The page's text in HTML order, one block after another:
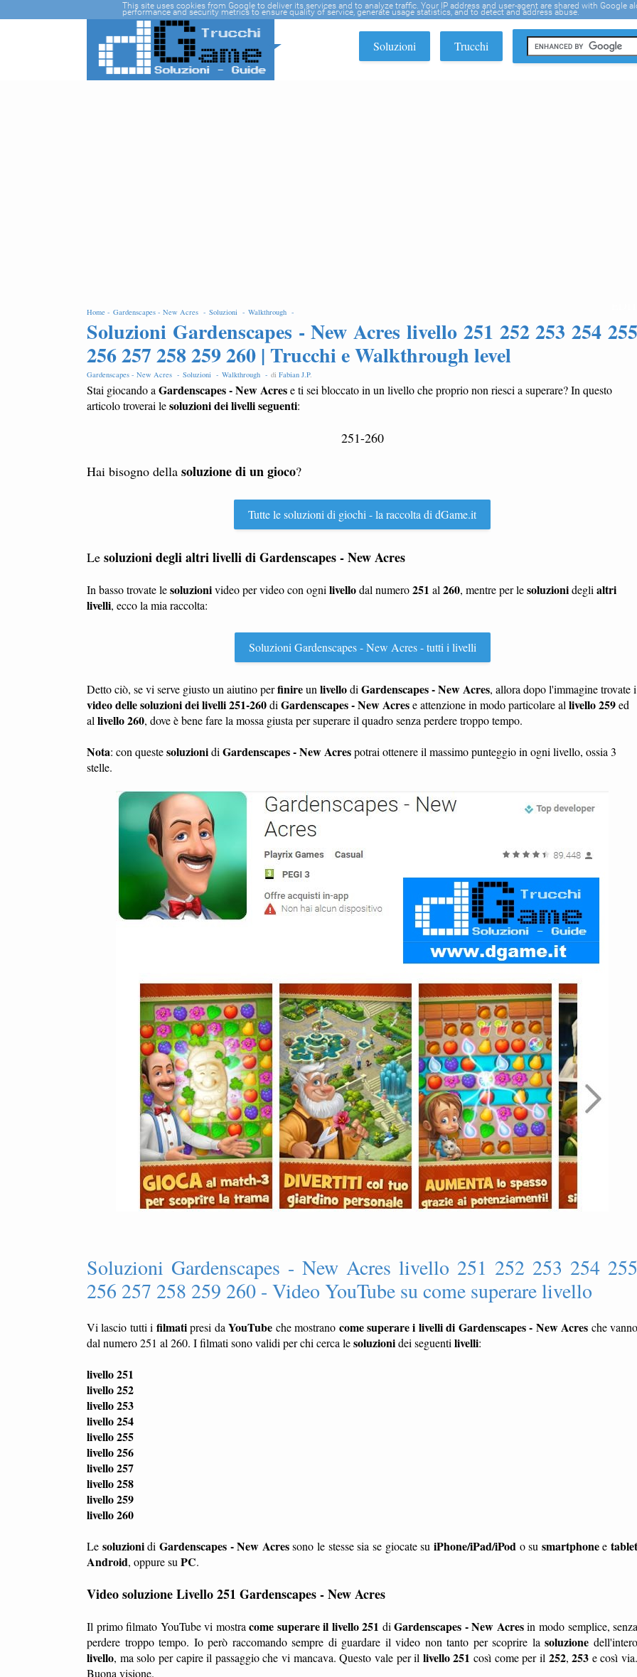
Soluzioni Trucchi
Home - Gardenscapes - New Acres - Soluzioni - Walkthrough -
Soluzioni Gardenscapes - New Acres livello 251 252 253 254 255
256 257 258 259 260 | Trucchi e Walkthrough level
Gardenscapes - New Acres - Soluzioni - Walkthrough - di Fabian J.P.
Stai giocando a Gardenscapes - New Acrese ti sei bloccato in un livello che proprio non riesci a superare? In questo
articolo troverai lesoluzioni dei livelli seguenti:
251-260
Hai bisogno della soluzione di un gioco?
Tutte le soluzioni di giochi - la raccolta di dGame.it
Le soluzioni degli altri livelli di Gardenscapes - New Acres
In basso trovate lesoluzionivideo per video con ogni livellodal numero251 al 260, mentre per lesoluzionidegli altri
livelli, ecco la mia raccolta:
Soluzioni Gardenscapes - New Acres - tutti i livelli
Detto ciò, se vi serve giusto un aiutino perfinireun livellodi Gardenscapes - New Acres, allora dopo l'immagine trovate i
video delle soluzioni dei livelli 251-260di Gardenscapes - New Acrese attenzione in modo particolare al livello 259ed
al livello 260, dove è bene fare la mossa giusta per superare il quadro senza perdere troppo tempo.
Nota: con questesoluzionidi Gardenscapes - New Acrespotrai ottenere il massimo punteggio in ogni livello, ossia 3
stelle.
Soluzioni Gardenscapes - New Acres livello 251 252 253 254 255
256 257 258 259 260 - Video YouTube su come superare livello
Vi lascio tutti i filmatipresi daYouTube che mostrano come superare i livelli di Gardenscapes - New Acres che
dal numero 251 al 260. I filmati sono validi per chi cerca lesoluzionidei seguenti livelli:
livello 251
livello 252
livello 253
livello 254
livello 255
livello 256
livello 257
livello 258
livello 259
livello 260
Le soluzionidi Gardenscapes - New Acressono le stesse sia se giocate su iPhone/iPad/iPod o su smartphonee
Android, oppure su PC.
Video soluzione Livello 251 Gardenscapes - New Acres
Il primo filmato YouTube vi mostracome superare il livello 251 diGardenscapes - New Acresin modo semplice,
perdere troppo tempo. Io però raccomando sempre di guardare il video non tanto per scoprire lasoluzione
livello, ma solo per capire il passaggio che vi mancava. Questo vale per il livello 251 così come per il 252,253 e così via.
Buona visione.
This site uses cookies from Google to deliver its services and to analyze traffic. Your IP address and user-agent are shared with Google
performance and security metrics to ensure quality of service, generate usage statistics, and to detect and address abuse.